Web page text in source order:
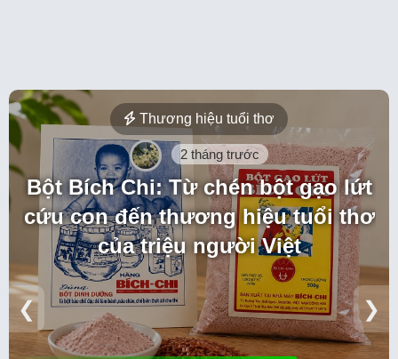
Thương hiệu tuổi thơ
2 tháng trước
Bột Bích Chi: Từ chén bột gạo lứt
cứu con đến thương hiệu tuổi thơ
của triệu người Việt
❮ ❯